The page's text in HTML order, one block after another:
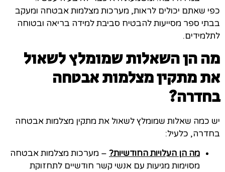
כפי שאתם יכולים לראות, מערכות מצלמות אבטחה ומעקב
בבתי ספר מסייעות להבטיח סביבת למידה בריאה ובטוחה
לתלמידים.
מה הן השאלות שמומלץ לשאול
את מתקין מצלמות אבטחה
בחדרה?
יש כמה שאלות שמומלץ לשאול את מתקין מצלמות אבטחה
בחדרה, כלעיל:
מה הן העלויות החודשיות? – מערכות מצלמות אבטחה
מסוימות מגיעות עם אנשי קשר חודשיים לתחזוקת